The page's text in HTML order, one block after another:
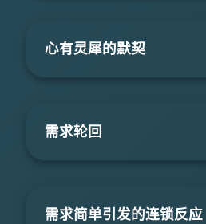
心有灵犀的默契
需求轮回
需求简单引发的连锁反应